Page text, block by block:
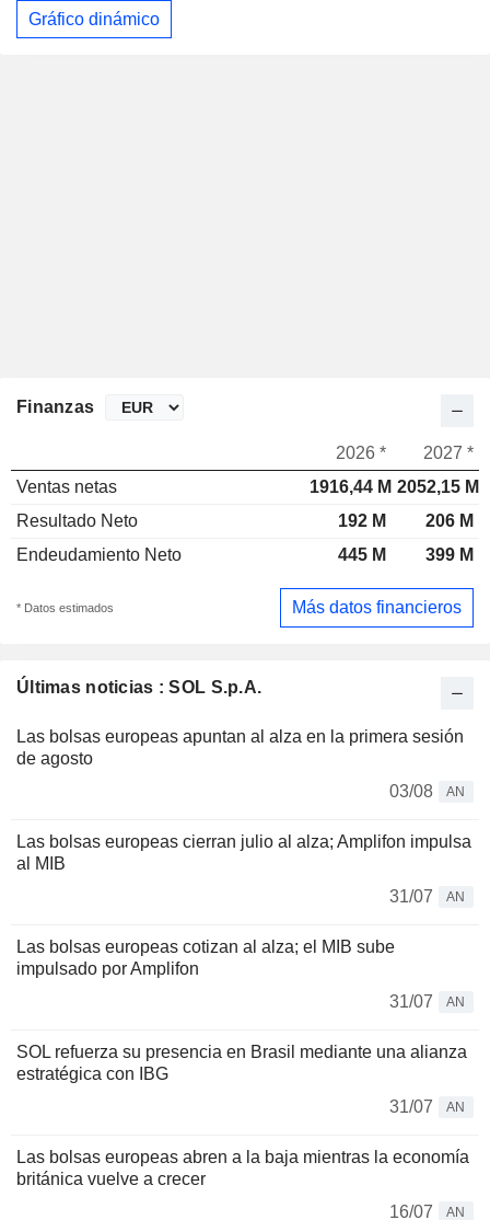
Gráfico dinámico
Últimas noticias : SOL S.p.A.
Las bolsas europeas apuntan al alza en la primera sesión
de agosto
03/08
AN
Las bolsas europeas cierran julio al alza; Amplifon impulsa
al MIB
31/07
AN
Las bolsas europeas cotizan al alza; el MIB sube
impulsado por Amplifon
31/07
AN
SOL refuerza su presencia en Brasil mediante una alianza
estratégica con IBG
31/07
AN
Las bolsas europeas abren a la baja mientras la economía
británica vuelve a crecer
16/07
AN
Finanzas
2026 *
2027 *
Ventas netas
1916,44 M 2052,15 M
Resultado Neto
192 M
206 M
Endeudamiento Neto
445 M 399 M
* Datos estimados Más datos financieros